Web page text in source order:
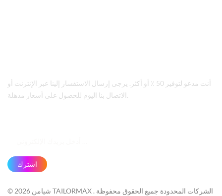
أنت مدعو لتوفير 50 ٪ أو أكثر. يرجى إرسال الاستفسار إلينا عبر الإنترنت أو
الاتصال بنا اليوم للحصول على أسعار مذهلة.
اشترك
© 2026 شيامن TAILORMAX الشركات المحدودة جميع الحقوق محفوظة .